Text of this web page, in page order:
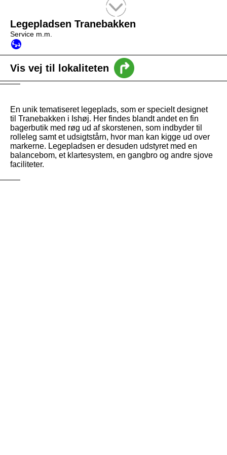
Legepladsen Tranebakken
Service m.m.
Vis vej til lokaliteten
En unik tematiseret legeplads, som er specielt designet
til Tranebakken i Ishøj. Her findes blandt andet en fin
bagerbutik med røg ud af skorstenen, som indbyder til
rolleleg samt et udsigtstårn, hvor man kan kigge ud over
markerne. Legepladsen er desuden udstyret med en
balancebom, et klartesystem, en gangbro og andre sjove
faciliteter.